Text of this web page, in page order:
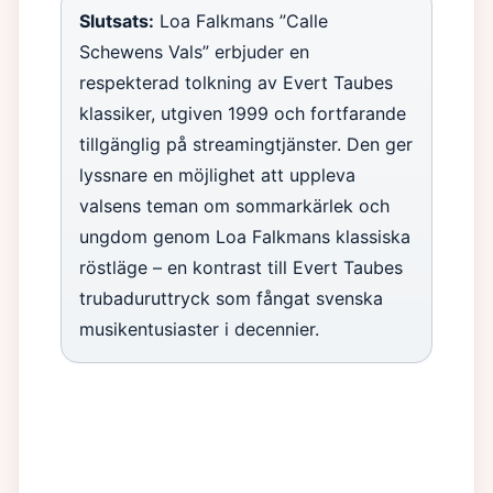
Slutsats: Loa Falkmans ”Calle
Schewens Vals” erbjuder en
respekterad tolkning av Evert Taubes
klassiker, utgiven 1999 och fortfarande
tillgänglig på streamingtjänster. Den ger
lyssnare en möjlighet att uppleva
valsens teman om sommarkärlek och
ungdom genom Loa Falkmans klassiska
röstläge – en kontrast till Evert Taubes
trubaduruttryck som fångat svenska
musikentusiaster i decennier.